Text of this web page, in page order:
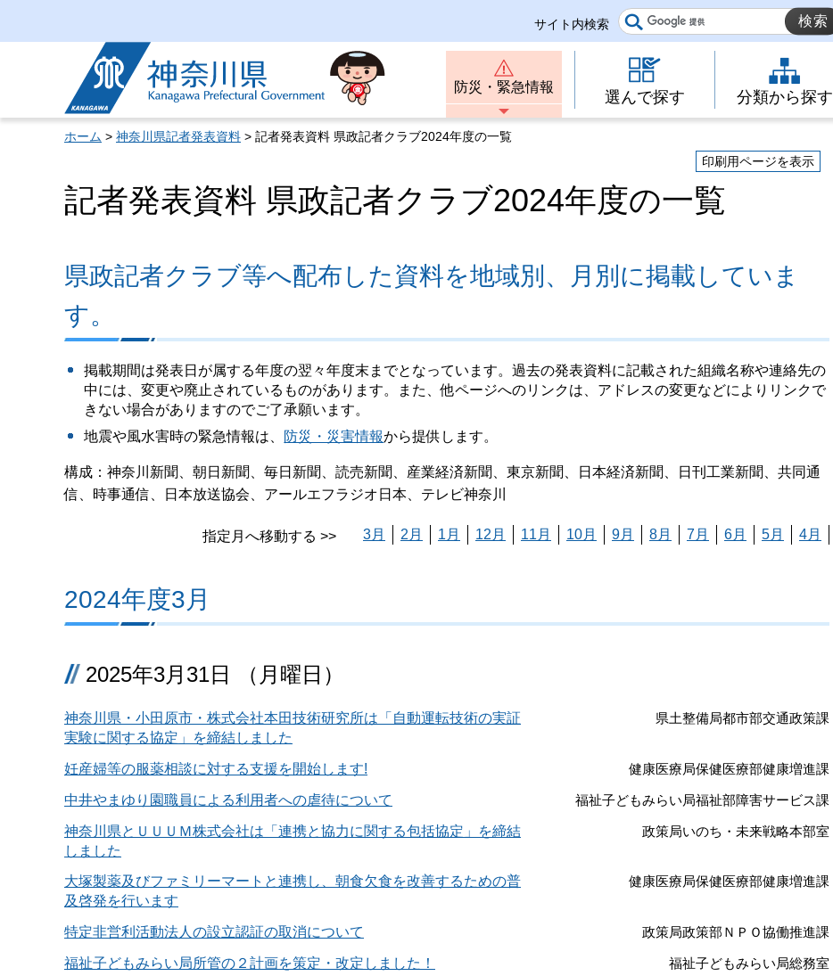
サイト内検索
神奈川県
防災・緊急情報
選んで探す 分類から探す
ホーム > 神奈川県記者発表資料 > 記者発表資料 県政記者クラブ2024年度の一覧
印刷用ページを表示
記者発表資料 県政記者クラブ2024年度の一覧
県政記者クラブ等へ配布した資料を地域別、月別に掲載していま
す。
掲載期間は発表日が属する年度の翌々年度末までとなっています。過去の発表資料に記載された組織名称や連絡先の
中には、変更や廃止されているものがあります。また、他ページへのリンクは、アドレスの変更などによりリンクで
きない場合がありますのでご了承願います。
地震や風水害時の緊急情報は、 防災・災害情報から提供します。
構成：神奈川新聞、朝日新聞、毎日新聞、読売新聞、産業経済新聞、東京新聞、日本経済新聞、日刊工業新聞、共同通
信、時事通信、日本放送協会、アールエフラジオ日本、テレビ神奈川
指定月へ移動する >> 3月 2月 1月 12月 11月 10月 9月 8月 7月 6月 5月 4月
2024年度3月
2025年3月31日 （月曜日）
神奈川県・小田原市・株式会社本田技術研究所は「自動運転技術の実証
実験に関する協定」を締結しました
県土整備局都市部交通政策課
妊産婦等の服薬相談に対する支援を開始します! 健康医療局保健医療部健康増進課
中井やまゆり園職員による利用者への虐待について 福祉子どもみらい局福祉部障害サービス課
神奈川県とＵＵＵＭ株式会社は「連携と協力に関する包括協定」を締結
しました
政策局いのち・未来戦略本部室
大塚製薬及びファミリーマートと連携し、朝食欠食を改善するための普
及啓発を行います
健康医療局保健医療部健康増進課
特定非営利活動法人の設立認証の取消について 政策局政策部ＮＰＯ協働推進課
福祉子どもみらい局所管の２計画を策定・改定しました！ 福祉子どもみらい局総務室